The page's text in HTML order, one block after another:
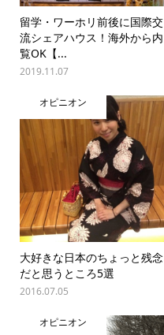
留学・ワーホリ前後に国際交
流シェアハウス！海外から内
覧OK【...
2019.11.07
オピニオン
大好きな日本のちょっと残念
だと思うところ5選
2016.07.05
オピニオン